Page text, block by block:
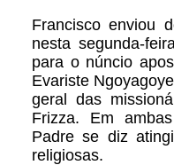
Francisco enviou
nesta segunda-
para o núncio
Evariste
geral das
Frizza. Em
Padre se diz
religiosas.